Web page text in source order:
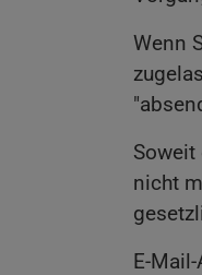
Wenn
nicht
E-